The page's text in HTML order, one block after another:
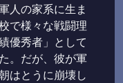
人の家系に生ま
で様々な戦闘理
優秀者」として
。だが、彼が軍
はとうに崩壊し